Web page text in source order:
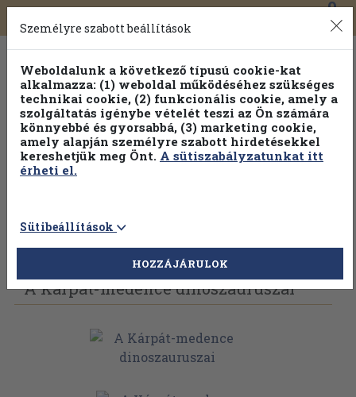
Toggle
navigation
0
Vissza az előző oldalra Válasszon példányt
A Kárpát-medence dinoszauruszai
Személyre szabott beállítások
Weboldalunk a következő típusú cookie-kat
alkalmazza: (1) weboldal működéséhez szükséges
technikai cookie, (2) funkcionális cookie, amely a
szolgáltatás igénybe vételét teszi az Ön számára
könnyebbé és gyorsabbá, (3) marketing cookie,
amely alapján személyre szabott hirdetésekkel
kereshetjük meg Önt. A sütiszabályzatunkat itt
érheti el.
Sütibeállítások
HOZZÁJÁRULOK